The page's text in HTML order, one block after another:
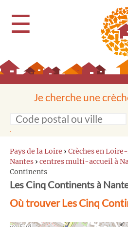
☰
Je cherche une
Pays de la Loire › Crèches en
Nantes › centres multi-accueil à
Continents
Les Cinq Continents à
Où trouver Les Cinq